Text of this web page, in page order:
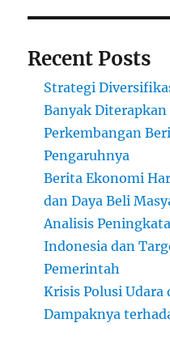
Recent Posts
Strategi
Banyak Diterapkan
Perkembangan
Pengaruhnya
Berita Ekonomi
dan Daya Beli
Analisis
Indonesia dan
Pemerintah
Krisis Polusi Udara
Dampaknya